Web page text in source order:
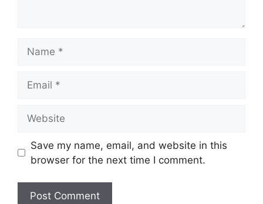
Save my name, email, and website in this
browser for the next time I comment.